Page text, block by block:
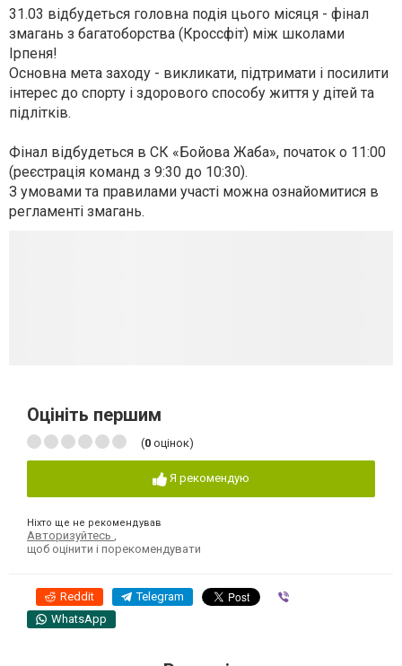
31.03 відбудеться головна подія цього місяця - фінал
змагань з багатоборства (Кроссфіт) між школами
Ірпеня!
Основна мета заходу - викликати, підтримати і посилити
інтерес до спорту і здорового способу життя у дітей та
підлітків.
Фінал відбудеться в СК «Бойова Жаба», початок о 11:00
(реєстрація команд з 9:30 до 10:30).
З умовами та правилами участі можна ознайомитися в
регламенті змагань.
Оцініть першим
(0 оцінок)
Я рекомендую
Ніхто ще не рекомендував
Авторизуйтесь
щоб оцінити і порекомендувати
Reddit Telegram
WhatsApp